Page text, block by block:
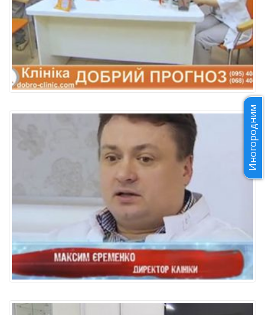
Иногородним